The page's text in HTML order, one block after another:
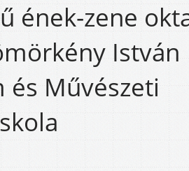
ének-zene
István
és Művészeti